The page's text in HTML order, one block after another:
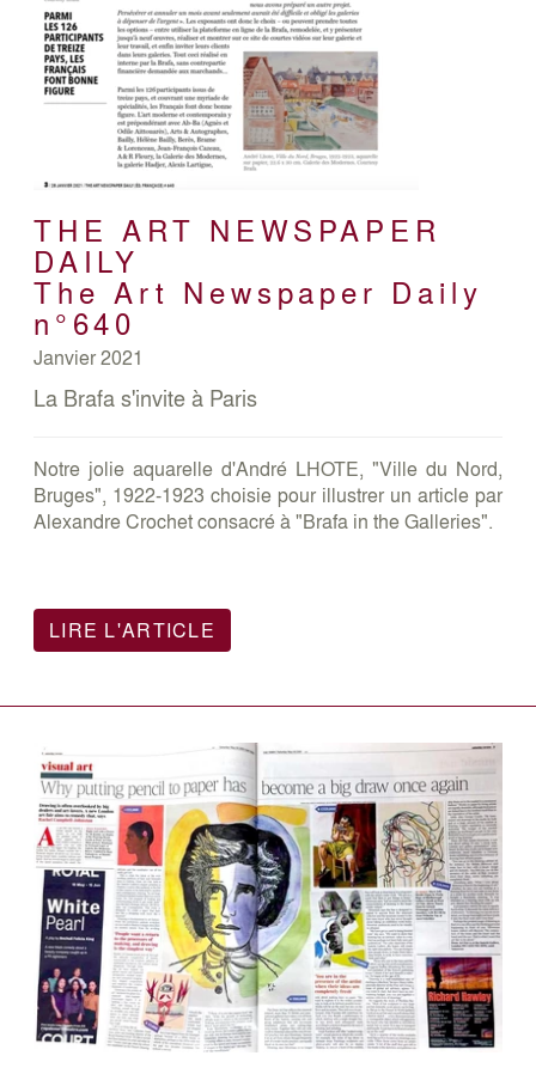
THE ART NEWSPAPER
DAILY
The Art Newspaper Daily
n°640
Janvier 2021
La Brafa s'invite à Paris
Notre jolie aquarelle d'André LHOTE, "Ville du Nord,
Bruges", 1922-1923 choisie pour illustrer un article par
Alexandre Crochet consacré à "Brafa in the Galleries".
LIRE L'ARTICLE